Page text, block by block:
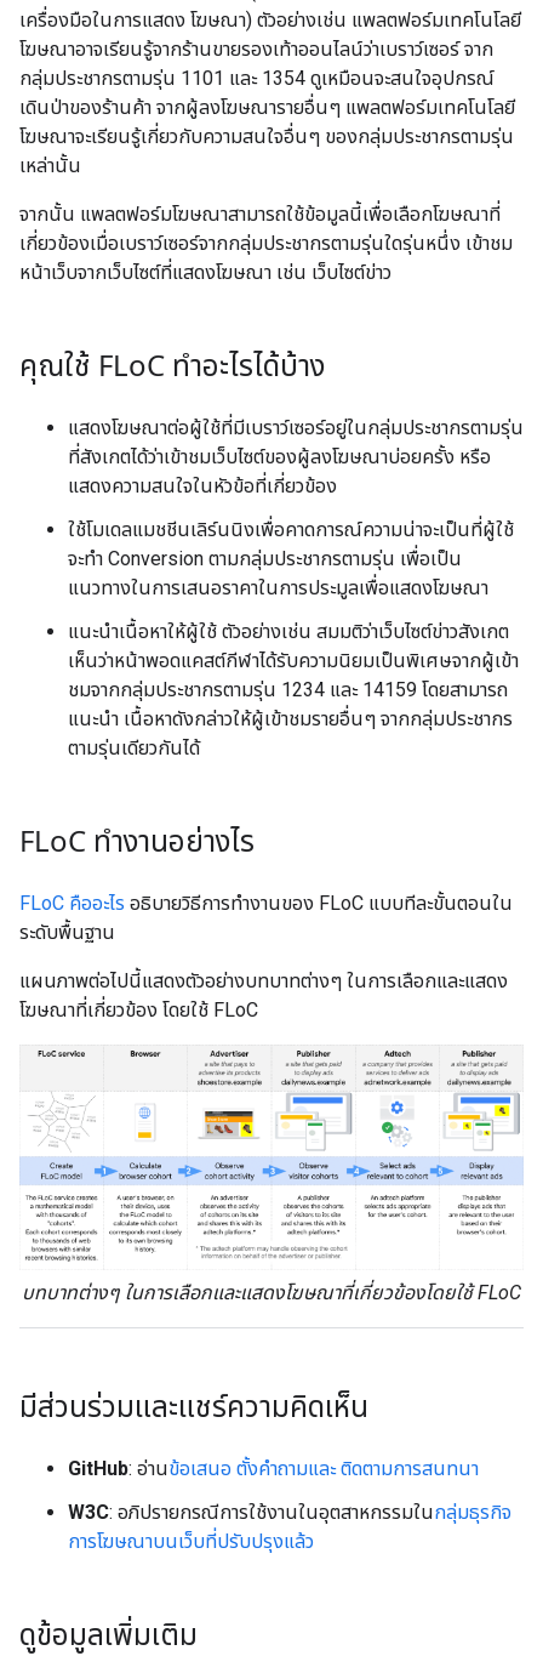
เครื่องมือในการแสดง โฆษณา) ตัวอย่างเช่น แพลตฟอร์มเทคโนโลยี
โฆษณาอาจเรียนรู้จากร้านขายรองเท้าออนไลน์ว่าเบราว์เซอร์ จาก
กลุ่มประชากรตามรุ่น 1101 และ 1354 ดูเหมือนจะสนใจอุปกรณ์
เดินป่าของร้านค้า จากผู้ลงโฆษณารายอื่นๆ แพลตฟอร์มเทคโนโลยี
โฆษณาจะเรียนรู้เกี่ยวกับความสนใจอื่นๆ ของกลุ่มประชากรตามรุ่น
เหล่านั้น
จากนั้น แพลตฟอร์มโฆษณาสามารถใช้ข้อมูลนี้เพื่อเลือกโฆษณาที่
เกี่ยวข้องเมื่อเบราว์เซอร์จากกลุ่มประชากรตามรุ่นใดรุ่นหนึ่ง เข้าชม
หน้าเว็บจากเว็บไซต์ที่แสดงโฆษณา เช่น เว็บไซต์ข่าว
คุณใช้ FLoC ทำอะไรได้บ้าง
แสดงโฆษณาต่อผู้ใช้ที่มีเบราว์เซอร์อยู่ในกลุ่มประชากรตามรุ่น
ที่สังเกตได้ว่าเข้าชมเว็บไซต์ของผู้ลงโฆษณาบ่อยครั้ง หรือ
แสดงความสนใจในหัวข้อที่เกี่ยวข้อง
ใช้โมเดลแมชชีนเลิร์นนิงเพื่อคาดการณ์ความน่าจะเป็นที่ผู้ใช้
จะทำ Conversion ตามกลุ่มประชากรตามรุ่น เพื่อเป็น
แนวทางในการเสนอราคาในการประมูลเพื่อแสดงโฆษณา
แนะนำเนื้อหาให้ผู้ใช้ ตัวอย่างเช่น สมมติว่าเว็บไซต์ข่าวสังเกต
เห็นว่าหน้าพอดแคสต์กีฬาได้รับความนิยมเป็นพิเศษจากผู้เข้า
ชมจากกลุ่มประชากรตามรุ่น 1234 และ 14159 โดยสามารถ
แนะนำ เนื้อหาดังกล่าวให้ผู้เข้าชมรายอื่นๆ จากกลุ่มประชากร
ตามรุ่นเดียวกันได้
FLoC ทำงานอย่างไร
FLoC คืออะไร อธิบายวิธีการทำงานของ FLoC แบบทีละขั้นตอนใน
ระดับพื้นฐาน
แผนภาพต่อไปนี้แสดงตัวอย่างบทบาทต่างๆ ในการเลือกและแสดง
โฆษณาที่เกี่ยวข้อง โดยใช้ FLoC
บทบาทต่างๆ ในการเลือกและแสดงโฆษณาที่เกี่ยวข้องโดยใช้ FLoC
มีส่วนร่วมและแชร์ความคิดเห็น
GitHub: อ่านข้อเสนอ ตั้งคำถามและ ติดตามการสนทนา
W3C: อภิปรายกรณีการใช้งานในอุตสาหกรรมในกลุ่มธุรกิจ
การโฆษณาบนเว็บที่ปรับปรุงแล้ว
ดูข้อมูลเพิ่มเติม